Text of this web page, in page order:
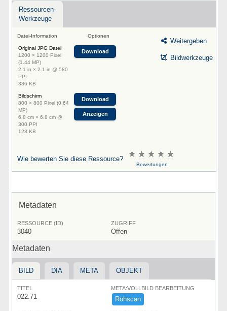
Ressourcen-
Werkzeuge
Datei-Information Optionen
Original JPG Datei
1200 × 1200 Pixel
(1.44 MP)
2.1 in × 2.1 in @ 580
PPI
386 KB
Download
Bildschirm
800 × 800 Pixel (0.64
MP)
6.8 cm × 6.8 cm @
300 PPI
128 KB
Download
Anzeigen
Weitergeben
Bildwerkzeuge
Wie bewerten Sie diese Ressource?
Bewertungen
Metadaten
RESSOURCE (ID)
3040
ZUGRIFF
Offen
Metadaten
BILD DIA META OBJEKT
TITEL
022.71
META:VOLLBILD BEARBEITUNG
Rohscan